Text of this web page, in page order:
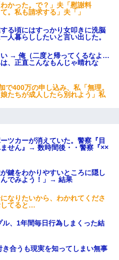
しょっちゅう入ってくる。それ
怒鳴りつけてきた。
ったね…部屋くる？」ワイ「行
のくせにドレスなんか着ちゃっ
（大声」新郎両親「！！！（土
の「白粉の匂い」が鼻につくも
る日、友人奥「素敵なアンティ
かった。で？」夫「慰謝料
。私も請求する」夫「」
る頃にはすっかり女叩きに洗脳
人暮らししたいと言い出した。
→ 俺（二度と帰ってくるなよ…
、正直こんなもんじゃ晴れな
で400万の申し込み、私「無理。
たちが成人したら別れよう」私
ツカーが消えていた。警察『目
せん』→ 数時間後・・警察『××
鍵をわかりやすいところに隠し
でみよう！」→ 結果
なりたいから、わかれてくださ
てると…
、1年間毎日行為しまくった結
合うも現実を知ってしまい無事